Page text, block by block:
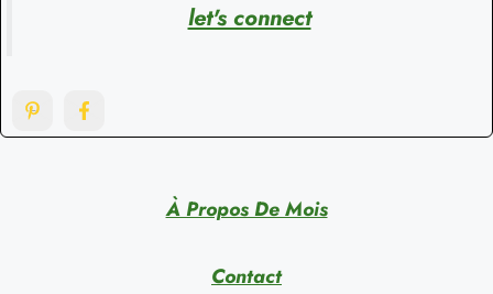
let's connect
À Propos De Mois
Contact